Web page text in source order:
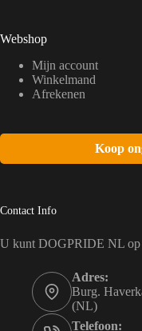
Webshop
Mijn account
Winkelmand
Afrekenen
Koop
Contact Info
U kunt DOGPRIDE NL op
Adres:
Burg.
(NL)
Telefoon: